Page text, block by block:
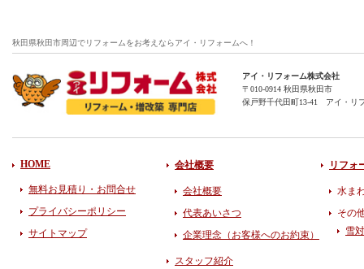
秋田県秋田市周辺でリフォームをお考えならアイ・リフォームへ！
アイ・リフォーム株式会社
〒010-0914 秋田県秋田市
保戸野千代田町13-41 アイ・リ
HOME
無料お見積り・お問合せ
プライバシーポリシー
サイトマップ
会社概要
会社概要
代表あいさつ
企業理念（お客様へのお約束）
スタッフ紹介
リフォ
水ま
その
雪